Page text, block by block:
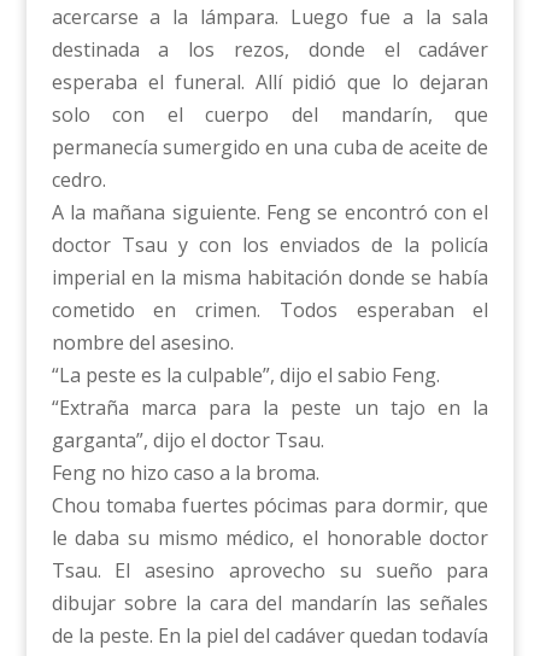
acercarse a la lámpara. Luego fue a la sala
destinada a los rezos, donde el cadáver
esperaba el funeral. Allí pidió que lo dejaran
solo con el cuerpo del mandarín, que
permanecía sumergido en una cuba de aceite de
cedro.
A la mañana siguiente. Feng se encontró con el
doctor Tsau y con los enviados de la policía
imperial en la misma habitación donde se había
cometido en crimen. Todos esperaban el
nombre del asesino.
“La peste es la culpable”, dijo el sabio Feng.
“Extraña marca para la peste un tajo en la
garganta”, dijo el doctor Tsau.
Feng no hizo caso a la broma.
Chou tomaba fuertes pócimas para dormir, que
le daba su mismo médico, el honorable doctor
Tsau. El asesino aprovecho su sueño para
dibujar sobre la cara del mandarín las señales
de la peste. En la piel del cadáver quedan todavía